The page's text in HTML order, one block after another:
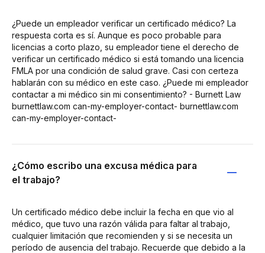
¿Puede un empleador verificar un certificado médico? La
respuesta corta es sí. Aunque es poco probable para
licencias a corto plazo, su empleador tiene el derecho de
verificar un certificado médico si está tomando una licencia
FMLA por una condición de salud grave. Casi con certeza
hablarán con su médico en este caso. ¿Puede mi empleador
contactar a mi médico sin mi consentimiento? - Burnett Law
burnettlaw.com can-my-employer-contact- burnettlaw.com
can-my-employer-contact-
¿Cómo escribo una excusa médica para
el trabajo?
Un certificado médico debe incluir la fecha en que vio al
médico, que tuvo una razón válida para faltar al trabajo,
cualquier limitación que recomienden y si se necesita un
período de ausencia del trabajo. Recuerde que debido a la